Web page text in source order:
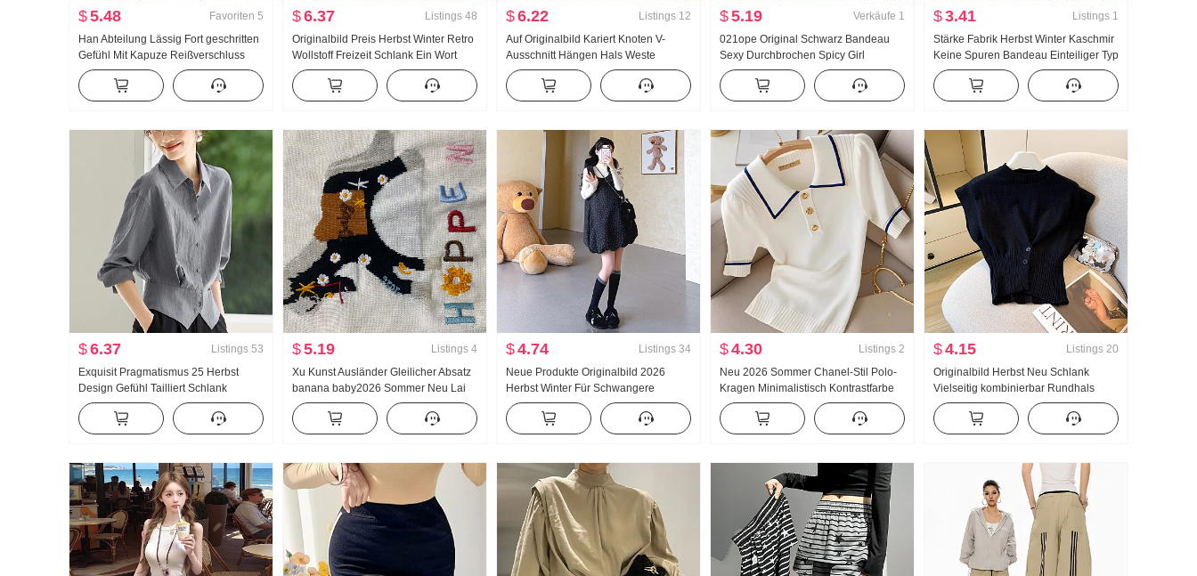
$5.48 Favoriten 5
Han Abteilung Lässig Fort geschritten
Gefühl Mit Kapuze Reißverschluss
Pullover Jacke Strickjacke Damen
Herbst Winter Plus Dick und weich
Wachs Winter Ausländische
$6.37 Listings 48
Originalbild Preis Herbst Winter Retro
Wollstoff Freizeit Schlank Ein Wort
Hakama
$6.22 Listings 12
Auf Originalbild Kariert Knoten V-
Ausschnitt Hängen Hals Weste
Frauen Sommer Absatz Han Abteilung
Design Gefühl Kurz Schlank Ärmellos
Top
$5.19 Verkäufe 1
021ope Original Schwarz Bandeau
Sexy Durchbrochen Spicy Girl
Bleistiftrock Acetat Tag Seide Kurz
Kleid
$3.41 Listings 1
Stärke Fabrik Herbst Winter Kaschmir
Keine Spuren Bandeau Einteiliger Typ
Fixiert Brust Pad Schönheit Rücken
Push-up Pro Haut Bandeau
Unterwäsche Damen
$6.37 Listings 53
Exquisit Pragmatismus 25 Herbst
Design Gefühl Tailliert Schlank
Vielseitig kombinierbar In Mode
Reverskragen Pendeln Hemd
$5.19 Listings 4
Xu Kunst Ausländer Gleilicher Absatz
banana baby2026 Sommer Neu Lai
Rennen Er Pony Jacquard Stickerei
Strickpullover
$4.74 Listings 34
Neue Produkte Originalbild 2026
Herbst Winter Für Schwangere
Blütenknospen Blumenmuster
Trägerkleid Locker Abdeckung Fleisch
Strick Grundieren Zweiteiliges Set
$4.30 Listings 2
Neu 2026 Sommer Chanel-Stil Polo-
Kragen Minimalistisch Kontrastfarbe
Seite Schlank Eis Seide Strickpullover
Kurzarm Damen
$4.15 Listings 20
Originalbild Herbst Neu Schlank
Vielseitig kombinierbar Rundhals
Strick Weste Frauen Locker Schlank
Ärmellos Weste Weste Modisch